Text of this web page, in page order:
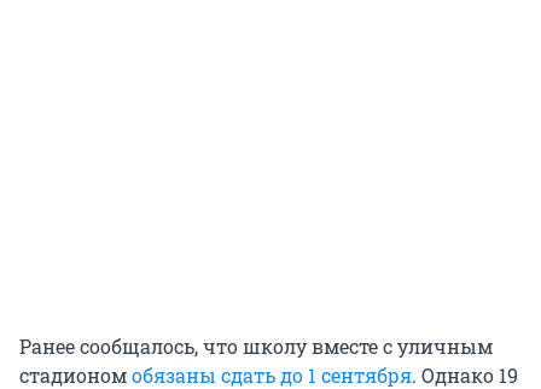
Ранее сообщалось, что школу вместе с уличным
стадиономобязаны сдать до 1 сентября. Однако 19